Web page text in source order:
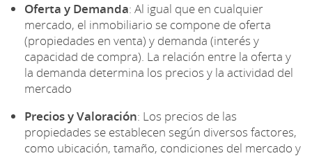
Oferta y Demanda: Al igual que en cualquier
mercado, el inmobiliario se compone de oferta
(propiedades en venta) y demanda (interés y
capacidad de compra). La relación entre la oferta y
la demanda determina los precios y la actividad del
mercado
Precios y Valoración: Los precios de las
propiedades se establecen según diversos factores,
como ubicación, tamaño, condiciones del mercado y